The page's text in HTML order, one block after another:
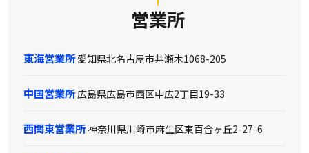
営業所
東海営業所 愛知県北名古屋市井瀬木1068-205
中国営業所広島県広島市西区中広2丁目19-33
西関東営業所神奈川県川崎市麻生区東百合ヶ丘2-27-6